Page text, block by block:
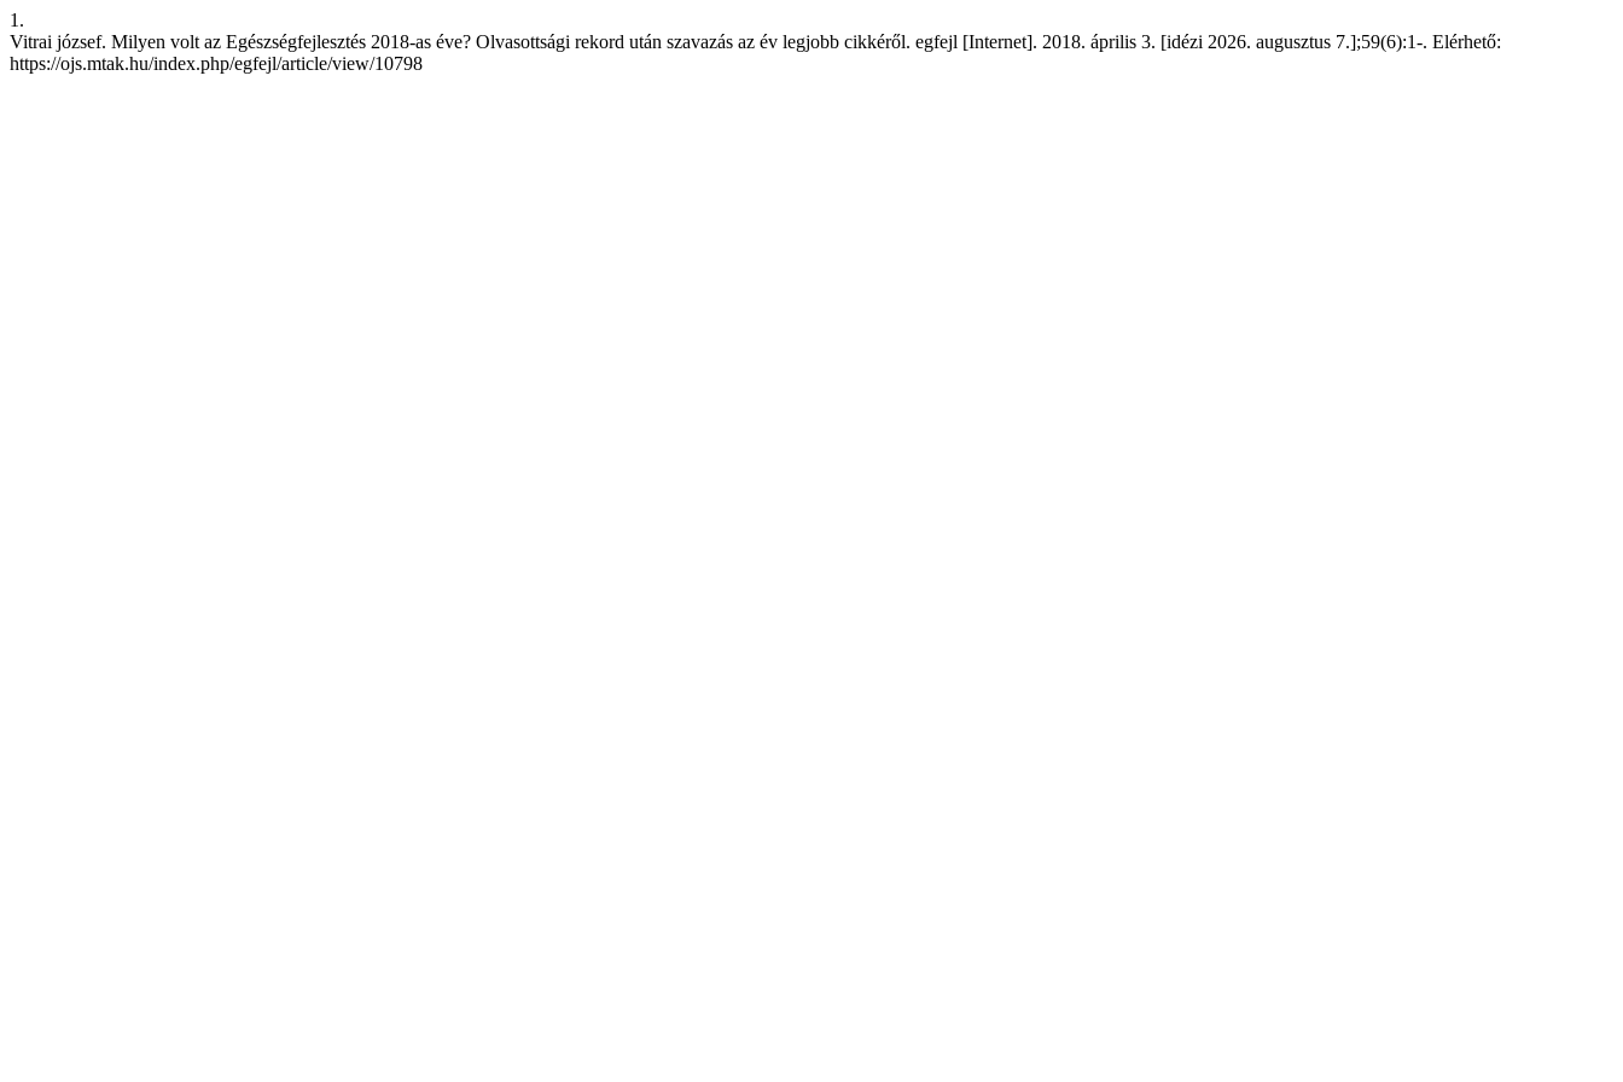
1.
Vitrai józsef. Milyen volt az Egészségfejlesztés 2018-as éve? Olvasottsági rekord után szavazás az év legjobb cikkéről. egfejl [Internet]. 2018. április 3. [idézi 2026. augusztus 7.];59(6):1-. Elérhető:
https://ojs.mtak.hu/index.php/egfejl/article/view/10798